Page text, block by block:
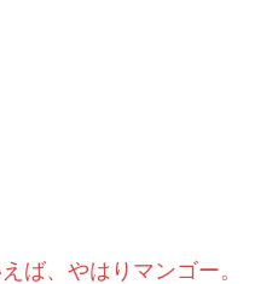
ば、やはりマンゴー。